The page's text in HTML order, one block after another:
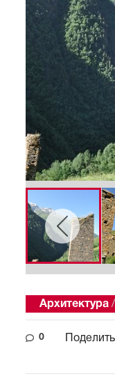
Архитектура /
0